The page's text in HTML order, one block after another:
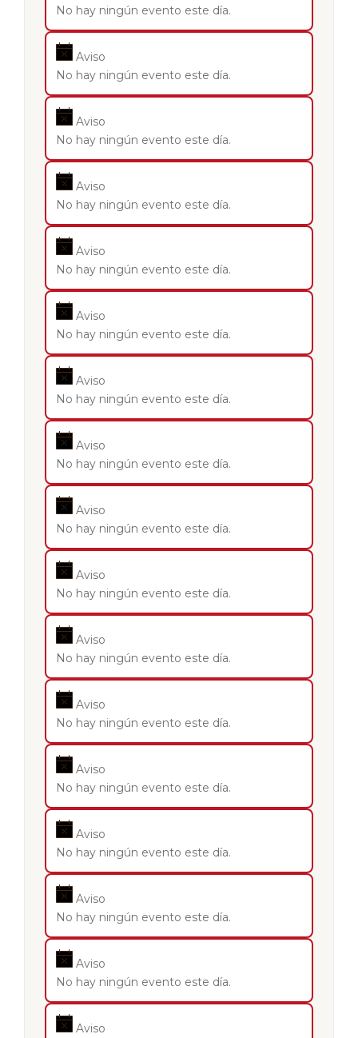
No hay ningún evento este día.
Aviso
No hay ningún evento este día.
Aviso
No hay ningún evento este día.
Aviso
No hay ningún evento este día.
Aviso
No hay ningún evento este día.
Aviso
No hay ningún evento este día.
Aviso
No hay ningún evento este día.
Aviso
No hay ningún evento este día.
Aviso
No hay ningún evento este día.
Aviso
No hay ningún evento este día.
Aviso
No hay ningún evento este día.
Aviso
No hay ningún evento este día.
Aviso
No hay ningún evento este día.
Aviso
No hay ningún evento este día.
Aviso
No hay ningún evento este día.
Aviso
No hay ningún evento este día.
Aviso